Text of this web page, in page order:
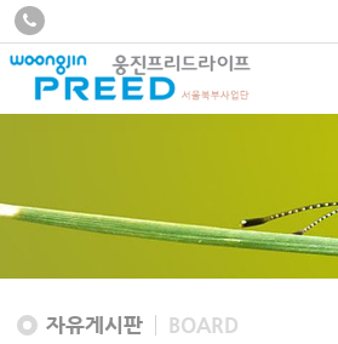
자유게시판 BOARD